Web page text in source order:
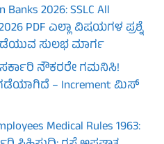
Banks 2026: SSLC All
PDF ಎಲ್ಲಾ ವಿಷಯಗಳ ಪ್ರಶ್ನೆ
ಸುಲಭ ಮಾರ್ಗ
ಸರ್ಕಾರಿ ನೌಕರರೇ ಗಮನಿಸಿ!
– Increment ಮಿಸ್
Medical Rules 1963: